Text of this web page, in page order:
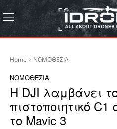
Home ΝΟΜΟΘΕΣΙΑ
ΝΟΜΟΘΕΣΙΑ
Η DJI λαμβάνει
πιστοποιητικό
το Mavic 3